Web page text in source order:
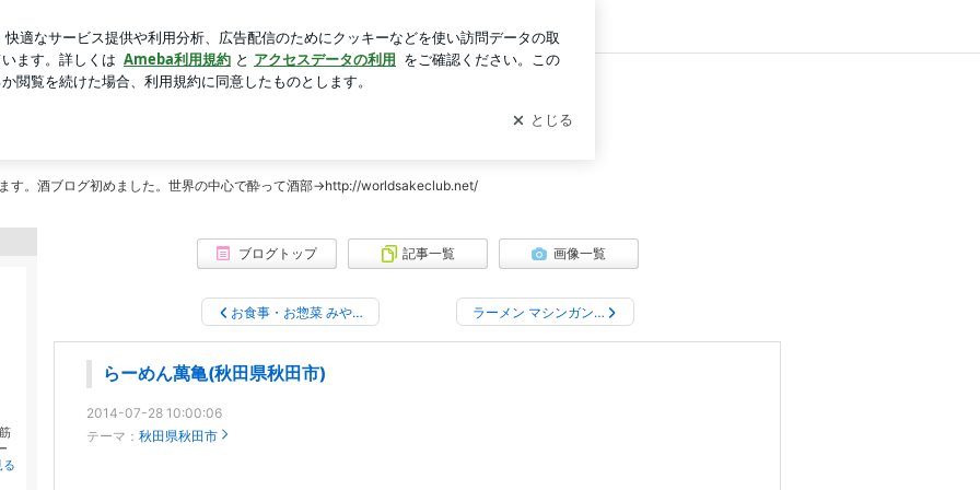
マッスル！
ログイン
す。酒ブログ初めました。世界の中心で酔って酒部→http://worldsakeclub.net/
ブログトップ 記事一覧 画像一覧
お食事・お惣菜 みや… ラーメン マシンガン…
らーめん萬亀(秋田県秋田市)
2014-07-28 10:00:06
テーマ： 秋田県秋田市
る